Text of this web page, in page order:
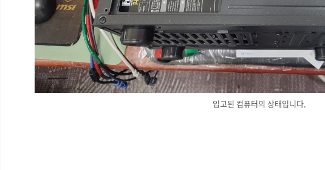
입고된 컴퓨터의 상태입니다.